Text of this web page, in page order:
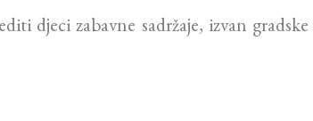
djeci zabavne sadržaje, izvan